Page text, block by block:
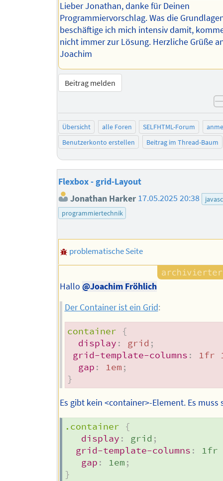
Lieber Jonathan, danke für Deinen
Programmiervorschlag. Was die
beschäftige ich mich intensiv damit,
nicht immer zur Lösung. Herzliche Grüße
Joachim
Beitrag melden
Übersicht alle Foren SELFHTML-Forum
Benutzerkonto erstellen
Beitrag im Thread-Baum
Flexbox - grid-Layout
Jonathan Harker 17.05.2025 20:38
programmiertechnik
problematische Seite
Hallo @Joachim Fröhlich
Der Container ist ein Grid:
container
{
display : grid ;
grid-template-columns :
1fr
gap : 1em ;
}
Es gibt kein <container>-Element. Es muss
.container
{
display : grid ;
grid-template-columns :
1fr
gap : 1em ;
}